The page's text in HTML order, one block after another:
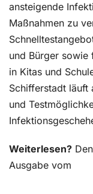
ansteigende
Maßnahmen zu
und Bürger sowie
in Kitas und
Schifferstadt
und
Weiterlesen?
Ausgabe vom